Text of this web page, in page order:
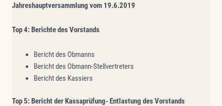
Jahreshauptversammlung vom 19.6.2019
Top 4: Berichte des Vorstands
Bericht des Obmanns
Bericht des Obmann-Stellvertreters
Bericht des Kassiers
Top 5:Bericht der Kassaprüfung- Entlastung des Vorstands